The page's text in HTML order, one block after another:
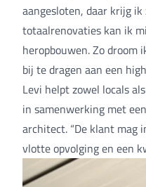
aangesloten, daar krijg ik
totaalrenovaties kan ik
heropbouwen. Zo
bij te dragen aan een
Levi helpt zowel locals
in samenwerking met
architect. “De klant mag
vlotte opvolging en een